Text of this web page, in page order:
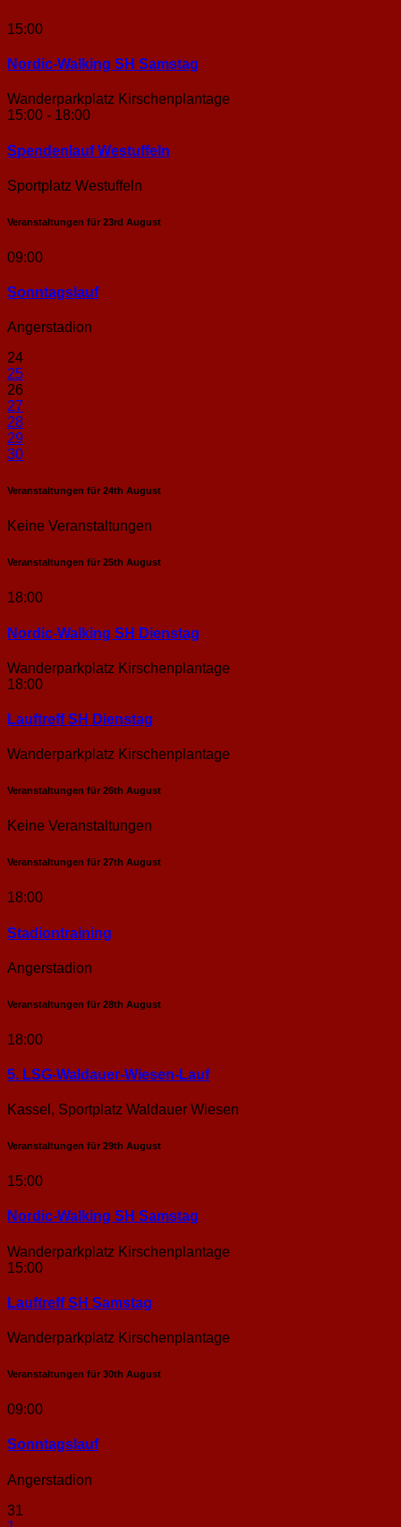
15:00
Nordic-Walking SH Samstag
Wanderparkplatz Kirschenplantage
15:00 - 18:00
Spendenlauf Westuffeln
Sportplatz Westuffeln
Veranstaltungen für 23rd August
09:00
Sonntags­lauf
Angerstadion
24
25
26
27
28
29
30
Veranstaltungen für 24th August
Keine Veranstaltungen
Veranstaltungen für 25th August
18:00
Nordic-Walking SH Dienstag
Wanderparkplatz Kirschenplantage
18:00
Lauftreff SH Dienstag
Wanderparkplatz Kirschenplantage
Veranstaltungen für 26th August
Keine Veranstaltungen
Veranstaltungen für 27th August
18:00
Stadion­training
Angerstadion
Veranstaltungen für 28th August
18:00
5. LSG-Waldauer-Wiesen-Lauf
Kassel, Sportplatz Waldauer Wiesen
Veranstaltungen für 29th August
15:00
Nordic-Walking SH Samstag
Wanderparkplatz Kirschenplantage
15:00
Lauftreff SH Samstag
Wanderparkplatz Kirschenplantage
Veranstaltungen für 30th August
09:00
Sonntags­lauf
Angerstadion
31